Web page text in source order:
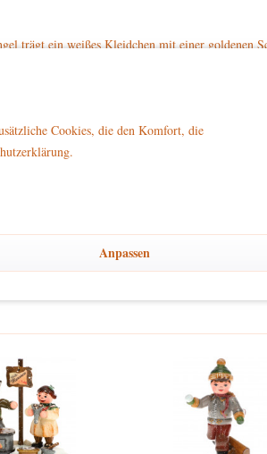
trägt ein weißes Kleidchen mit einer goldenen
laden.de bestellen.Cookies, die den Komfort, die
Anpassen